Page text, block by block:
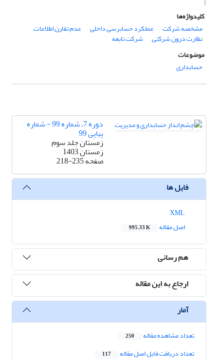
کلیدواژه‌ها
مشخصه شرکت
عملکرد حسابرسی داخلی عدم تقارن اطلاعات
نظارت درون شرکتی
شرکت تابعه
موضوعات
حسابداری
دوره 7، شماره 99 - شماره
پیاپی 99
زمستان جلد سوم
زمستان 1403
صفحه218-235
فایل ها
اصل مقاله
995.33 K
هم رسانی
ارجاع به این مقاله
آمار
تعداد مشاهده مقاله 250
تعداد دریافت فایل اصل مقاله 117